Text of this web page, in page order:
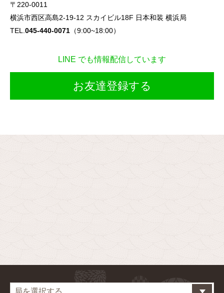
〒220-0011
横浜市西区高島2-19-12 スカイビル18F 日本和装 横浜局
TEL. 045-440-0071 （9:00~18:00）
LINE でも情報配信しています
お友達登録する